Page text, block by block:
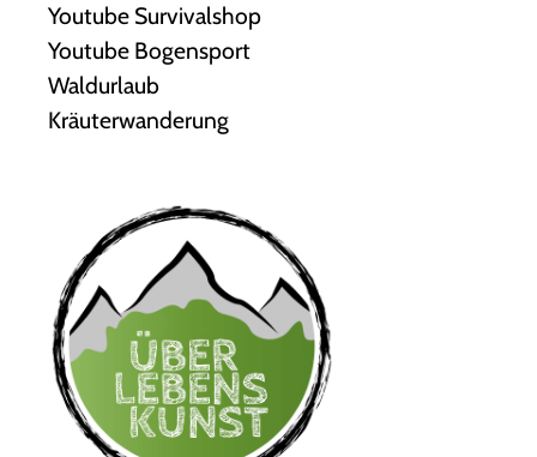
Youtube Survivalshop
Youtube Bogensport
Waldurlaub
Kräuterwanderung